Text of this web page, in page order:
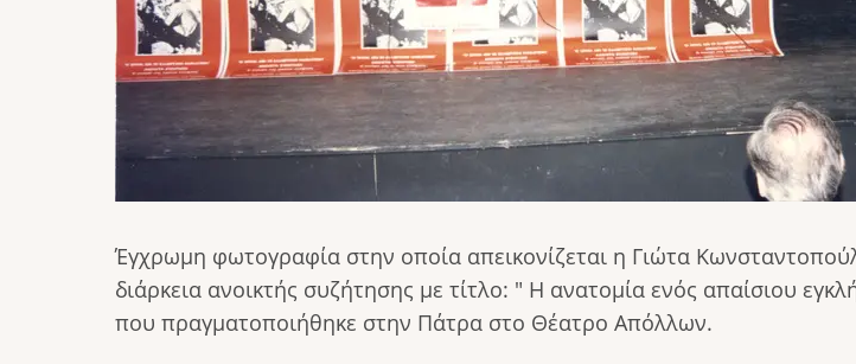
Έγχρωμη φωτογραφία στην οποία απεικονίζεται η Γιώτα
διάρκεια ανοικτής συζήτησης με τίτλο: " Η ανατομία ενός απαίσιου
που πραγματοποιήθηκε στην Πάτρα στο Θέατρο Απόλλων.